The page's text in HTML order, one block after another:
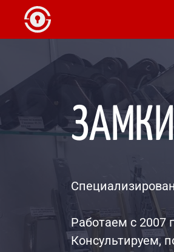
Работаем с 2007
Консультируем,